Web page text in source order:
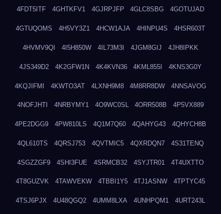
4FDT5ITF 4GHTKFV1 4GJRPJFP 4GLC8SBG 4GOTUJAD
4GTUQOMS 4H5VY3Z1 4HCW1AJA 4HINPU4S 4HSR603T
4HVMV9QI 4I5H850W 4IL73M3I 4JGM8GIJ 4JH8IPKK
4JS349D2 4K2GFW1N 4K4KVN36 4KML855I 4KNS3G0Y
4KQJIFMI 4KWTO3AT 4LXNH9M8 4M8RR8DW 4NNSAVOG
4NOFJHTI 4NRBYMY1 4O9WC0SL 4ORR508B 4P5VX889
4PE2DGG9 4PW810LS 4Q1M7Q60 4QAHYG43 4QHYCH8B
4QL610TS 4QRSJ753 4QVTMIC5 4QXRDQN7 4S31TENQ
4SGZZGF9 4SHI3FUE 4SRMCB32 4SYJTR01 4T4UXTTO
4T8GUZVK 4TAWVEKW 4TBBI1Y5 4TJ1ASNW 4TPTYC45
4TSJ6PJX 4U48QGQ2 4UMM8LXA 4UNHPQM1 4URT243L